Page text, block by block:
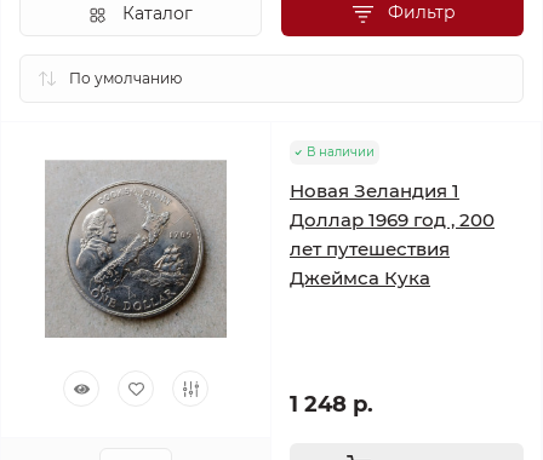
Фильтр
Каталог
В наличии
Новая Зеландия 1
Доллар 1969 год , 200
лет путешествия
Джеймса Кука
1 248 р.